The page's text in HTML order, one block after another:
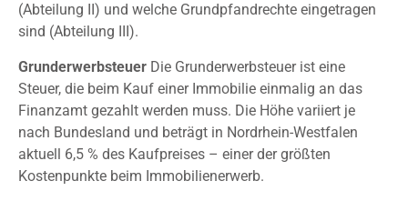
(Abteilung II) und welche Grundpfandrechte eingetragen
sind (Abteilung III).
Grunderwerbsteuer Die Grunderwerbsteuer ist eine
Steuer, die beim Kauf einer Immobilie einmalig an das
Finanzamt gezahlt werden muss. Die Höhe variiert je
nach Bundesland und beträgt in Nordrhein-Westfalen
aktuell 6,5 % des Kaufpreises – einer der größten
Kostenpunkte beim Immobilienerwerb.